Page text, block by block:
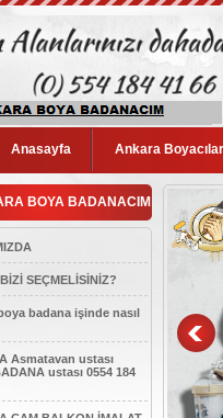
Anasayfa Ankara
BOYA BADANACIM
SEÇMELİSİNİZ?
badana işinde nasıl
Asmatavan ustası
ustası 0554 184